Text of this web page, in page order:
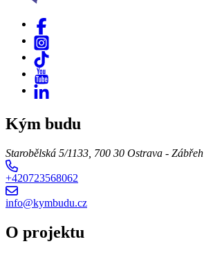
Kým budu
Starobělská 5/1133, 700 30 Ostrava - Zábřeh
+420723568062
info@kymbudu.cz
O projektu